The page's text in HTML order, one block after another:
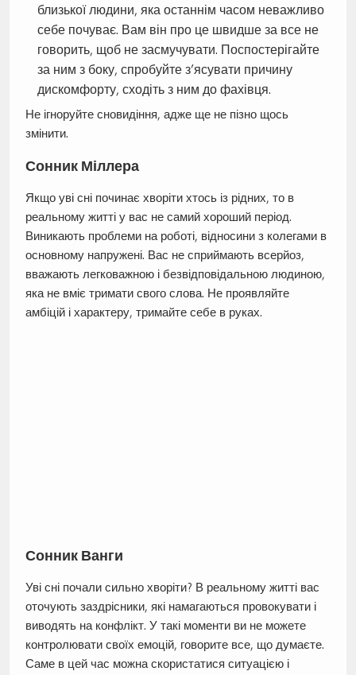
близької людини, яка останнім часом неважливо
себе почуває. Вам він про це швидше за все не
говорить, щоб не засмучувати. Поспостерігайте
за ним з боку, спробуйте з’ясувати причину
дискомфорту, сходіть з ним до фахівця.
Не ігноруйте сновидіння, адже ще не пізно щось
змінити.
Сонник Міллера
Якщо уві сні починає хворіти хтось із рідних, то в
реальному житті у вас не самий хороший період.
Виникають проблеми на роботі, відносини з колегами в
основному напружені. Вас не сприймають всерйоз,
вважають легковажною і безвідповідальною людиною,
яка не вміє тримати свого слова. Не проявляйте
амбіцій і характеру, тримайте себе в руках.
Сонник Ванги
Уві сні почали сильно хворіти? В реальному житті вас
оточують заздрісники, які намагаються провокувати і
виводять на конфлікт. У такі моменти ви не можете
контролювати своїх емоцій, говорите все, що думаєте.
Саме в цей час можна скористатися ситуацією і